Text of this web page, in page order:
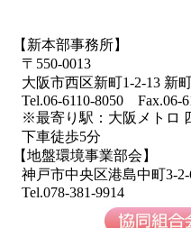
【新本部事務所】
〒550-0013
大阪市西区新町1-2-13 新
Tel.06-6110-8050 Fax.06-
※最寄り駅：大阪メトロ
下車徒歩5分
【地盤環境事業部会】
神戸市中央区港島中町3-2-
Tel.078-381-9914